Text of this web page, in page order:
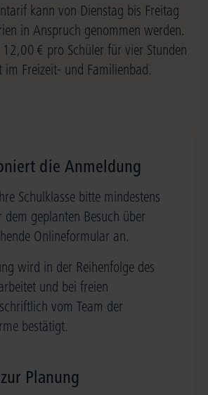
kann von Dienstag bis Freitag
in Anspruch genommen werden.
€ pro Schüler für vier Stunden
im Freizeit- und Familienbad.
die Anmeldung
Schulklasse bitte mindestens
dem geplanten Besuch über
Onlineformular an.
wird in der Reihenfolge des
und bei freien
vom Team der
bestätigt.
Planung